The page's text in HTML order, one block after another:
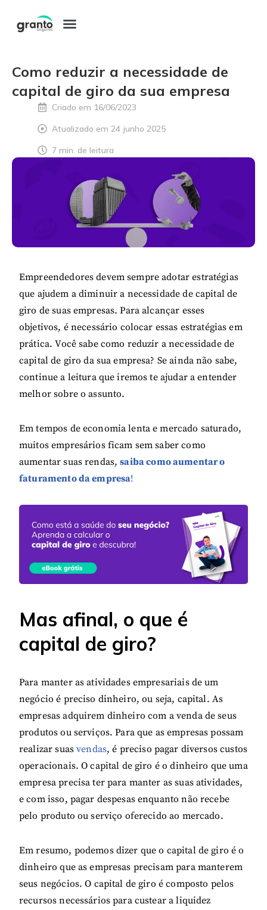
Pular
conteúdo
Como reduzir a necessidade de
capital de giro da sua empresa
Criado em 16/06/2023
Atualizado em 24 junho 2025
7 min. de leitura
Empreendedores devem sempre adotar estratégias
que ajudem a diminuir a necessidade de capital de
giro de suas empresas. Para alcançar esses
objetivos, é necessário colocar essas estratégias em
prática. Você sabe como reduzir a necessidade de
capital de giro da sua empresa? Se ainda não sabe,
continue a leitura que iremos te ajudar a entender
melhor sobre o assunto.
Em tempos de economia lenta e mercado saturado,
muitos empresários ficam sem saber como
aumentar suas rendas,saiba como aumentar o
faturamento da empresa!
Mas afinal, o que é
capital de giro?
Para manter as atividades empresariais de um
negócio é preciso dinheiro, ou seja, capital. As
empresas adquirem dinheiro com a venda de seus
produtos ou serviços. Para que as empresas possam
realizar suasvendas, é preciso pagar diversos custos
operacionais. O capital de giro é o dinheiro que uma
empresa precisa ter para manter as suas atividades,
e com isso, pagar despesas enquanto não recebe
pelo produto ou serviço oferecido ao mercado.
Em resumo, podemos dizer que o capital de giro é o
dinheiro que as empresas precisam para manterem
seus negócios. O capital de giro é composto pelos
recursos necessários para custear a liquidez